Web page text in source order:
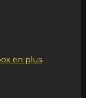
en plus